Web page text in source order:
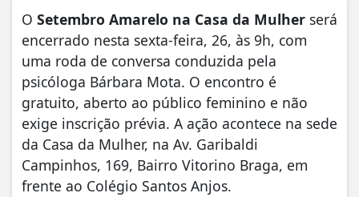
O Setembro Amarelo na Casa da Mulher será
encerrado nesta sexta-feira, 26, às 9h, com
uma roda de conversa conduzida pela
psicóloga Bárbara Mota. O encontro é
gratuito, aberto ao público feminino e não
exige inscrição prévia. A ação acontece na sede
da Casa da Mulher, na Av. Garibaldi
Campinhos, 169, Bairro Vitorino Braga, em
frente ao Colégio Santos Anjos.